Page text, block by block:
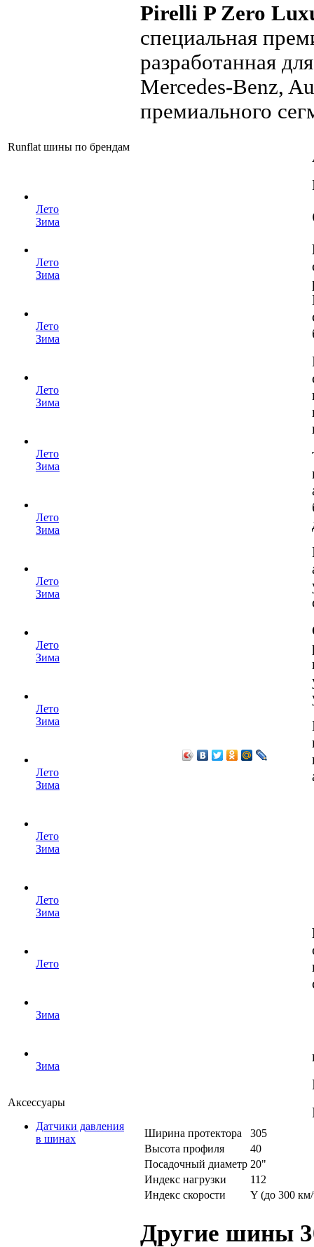
Runflat шины по брендам
Лето
Зима
Лето
Зима
Лето
Зима
Лето
Зима
Лето
Зима
Лето
Зима
Лето
Зима
Лето
Зима
Лето
Зима
Лето
Зима
Лето
Зима
Лето
Зима
Лето
Зима
Зима
Аксессуары
Датчики давления
в шинах
Pirelli P Zero
специальная
разработанная
Mercedes-Benz,
премиального
Ширина протектора
305
Высота профиля
40
Посадочный диаметр 20"
Индекс нагрузки
112
Индекс скорости
Y (до 300
Другие шины